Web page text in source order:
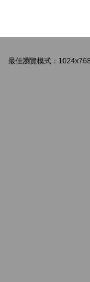
最佳瀏覽模式：